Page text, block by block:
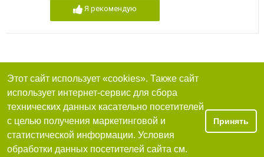
Я рекомендую
Этот сайт использует «cookies». Также сайт
использует интернет-сервис для сбора
технических данных касательно посетителей
с целью получения маркетинговой и
статистической информации. Условия
обработки данных посетителей сайта см.
Принять